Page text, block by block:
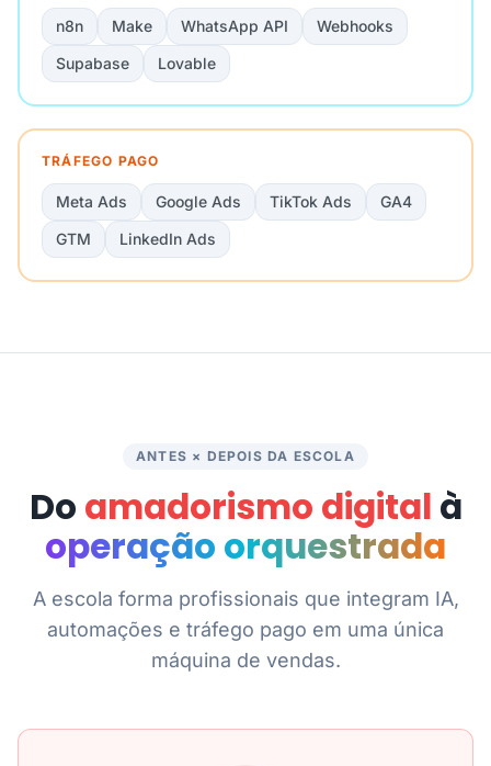
n8n Make WhatsApp API
Webhooks
Supabase
Lovable
TRÁFEGO PAGO
Meta Ads Google Ads TikTok Ads
GA4
GTM
LinkedIn Ads
ANTES × DEPOIS DA ESCOLA
Do amadorismo digital à
operação orquestrada
A escola forma profissionais que integram IA,
automações e tráfego pago em uma única
máquina de vendas.